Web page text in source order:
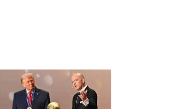
Infantino,
mataperros